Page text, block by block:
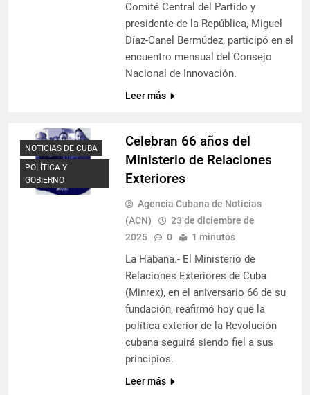
Comité Central del Partido y
presidente de la República, Miguel
Díaz-Canel Bermúdez, participó en el
encuentro mensual del Consejo
Nacional de Innovación.
Leer más
NOTICIAS DE CUBA
POLÍTICA Y
GOBIERNO
Celebran 66 años del
Ministerio de Relaciones
Exteriores
Agencia Cubana de Noticias
(ACN)
23 de diciembre de
2025
0 1 minutos
La Habana.- El Ministerio de
Relaciones Exteriores de Cuba
(Minrex), en el aniversario 66 de su
fundación, reafirmó hoy que la
política exterior de la Revolución
cubana seguirá siendo fiel a sus
principios.
Leer más